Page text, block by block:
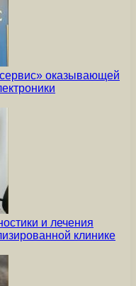
оказывающей
и лечения
клинике